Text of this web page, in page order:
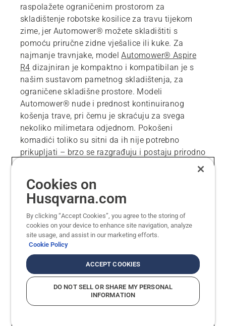
raspolažete ograničenim prostorom za
skladištenje robotske kosilice za travu tijekom
zime, jer Automower® možete skladištiti s
pomoću priručne zidne vješalice ili kuke. Za
najmanje travnjake, modelAutomower® Aspire
R4 dizajniran je kompaktno i kompatibilan je s
našim sustavom pametnog skladištenja, za
ograničene skladišne prostore. Modeli
Automower® nude i prednost kontinuiranog
košenja trave, pri čemu je skraćuju za svega
nekoliko milimetara odjednom. Pokošeni
komadići toliko su sitni da ih nije potrebno
prikupljati – brzo se razgrađuju i postaju prirodno
gnojivo. Zahvaljujući tome, vaš će travnjak ostati
bujan i zelen, a to je korisno i ako imate manji vrt,
bez prostora za prikupljanje komposta. Osim
onih ključnih, postoji nekoliko dodatnih značajki
koje smo dizajnirali za ispunjavanje vaših
specifičnih potreba.
Značajke koje tražite
Bežična košnja
Cookies on
Husqvarna.com
By clicking “Accept Cookies”, you agree to the storing of
cookies on your device to enhance site navigation, analyze
site usage, and assist in our marketing efforts.
Cookie Policy
ACCEPT COOKIES
DO NOT SELL OR SHARE MY PERSONAL
INFORMATION